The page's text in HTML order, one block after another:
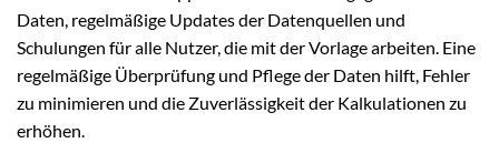
Daten, regelmäßige Updates der Datenquellen und
Schulungen für alle Nutzer, die mit der Vorlage arbeiten. Eine
regelmäßige Überprüfung und Pflege der Daten hilft, Fehler
zu minimieren und die Zuverlässigkeit der Kalkulationen zu
erhöhen.